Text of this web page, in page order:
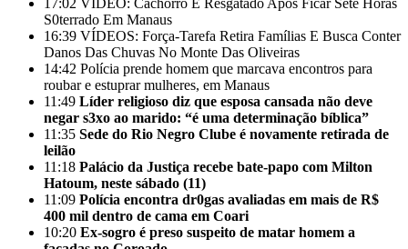
17:02 VÍDEO: Cachorro É Resgatado Após Ficar Sete Horas
S0terrado Em Manaus
16:39 VÍDEOS: Força-Tarefa Retira Famílias E Busca Conter
Danos Das Chuvas No Monte Das Oliveiras
14:42 Polícia prende homem que marcava encontros para
roubar e estuprar mulheres, em Manaus
11:49 Líder religioso diz que esposa cansada não deve
negar s3xo ao marido: “é uma determinação bíblica”
11:35 Sede do Rio Negro Clube é novamente retirada de
leilão
11:18 Palácio da Justiça recebe bate-papo com Milton
Hatoum, neste sábado (11)
11:09 Polícia encontra dr0gas avaliadas em mais de R$
400 mil dentro de cama em Coari
10:20 Ex-sogro é preso suspeito de matar homem a